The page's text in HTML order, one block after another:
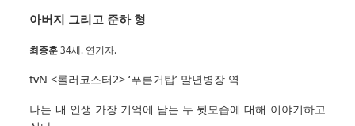
아버지 그리고 준하 형
최종훈 34세. 연기자.
tvN <롤러코스터2> ‘푸른거탑’ 말년병장 역
나는 내 인생 가장 기억에 남는 두 뒷모습에 대해 이야기하고